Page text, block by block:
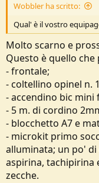
Wobbler ha scritto:
Qual' è il vostro
Molto scarno e
Questo è quello
- frontale;
- coltellino opinel n.
- accendino bic mini
- 5 m. di cordino
- blocchetto A7 e
- microkit primo
alluminata; un po'
aspirina, tachipirina
zecche.